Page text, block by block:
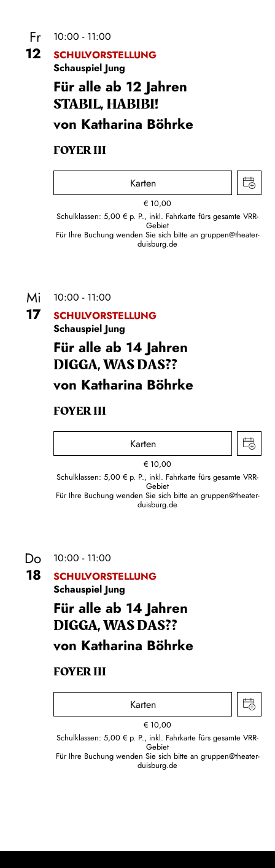
Fr
12
10:00 - 11:00
SCHULVORSTELLUNG
Schauspiel Jung
Für alle ab 12 Jahren
STABIL, HABIBI!
von Katharina Böhrke
FOYER III
Karten
€ 10,00
Schulklassen: 5,00 € p. P., inkl. Fahrkarte fürs gesamte VRR-
Gebiet
Für Ihre Buchung wenden Sie sich bitte an gruppen@theater-
duisburg.de
Mi
17
10:00 - 11:00
SCHULVORSTELLUNG
Schauspiel Jung
Für alle ab 14 Jahren
DIGGA, WAS DAS??
von Katharina Böhrke
FOYER III
Karten
€ 10,00
Schulklassen: 5,00 € p. P., inkl. Fahrkarte fürs gesamte VRR-
Gebiet
Für Ihre Buchung wenden Sie sich bitte an gruppen@theater-
duisburg.de
Do
18
10:00 - 11:00
SCHULVORSTELLUNG
Schauspiel Jung
Für alle ab 14 Jahren
DIGGA, WAS DAS??
von Katharina Böhrke
FOYER III
Karten
€ 10,00
Schulklassen: 5,00 € p. P., inkl. Fahrkarte fürs gesamte VRR-
Gebiet
Für Ihre Buchung wenden Sie sich bitte an gruppen@theater-
duisburg.de